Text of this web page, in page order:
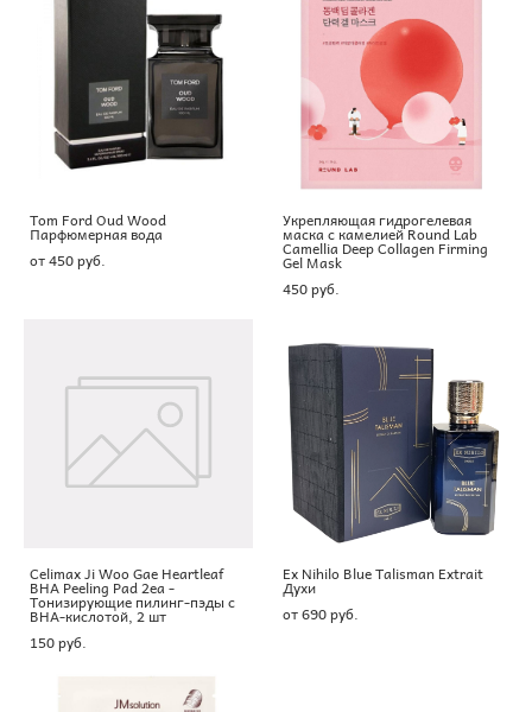
Tom Ford Oud Wood
Парфюмерная вода
от 450 pуб.
Укрепляющая гидрогелевая
маска с камелией Round Lab
Camellia Deep Collagen Firming
Gel Mask
450 pуб.
Celimax Ji Woo Gae Heartleaf
BHA Peeling Pad 2ea -
Тонизирующие пилинг-пэды с
BHA-кислотой, 2 шт
150 pуб.
Ex Nihilo Blue Talisman Extrait
Духи
от 690 pуб.